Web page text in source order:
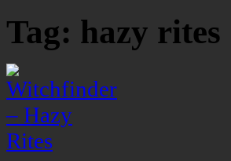
Tag: hazy rites